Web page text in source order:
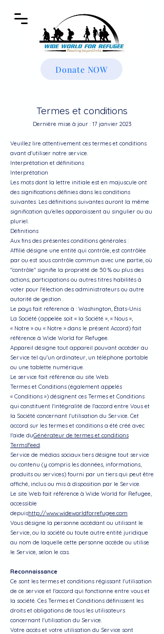
Donate NOW
Termes et conditions
Dernière mise à jour : 17 janvier 2023
Veuillez lire attentivement ces termes et conditions
avant d'utiliser notre service.
Interprétation et définitions
Interprétation
Les mots dont la lettre initiale est en majuscule ont
des significations définies dans les conditions
suivantes. Les définitions suivantes auront la même
signification qu'elles apparaissent au singulier ou au
pluriel.
Définitions
Aux fins des présentes conditions générales :
Affilié désigne une entité qui contrôle, est contrôlée
par ou est sous contrôle commun avec une partie, où
"contrôle" signifie la propriété de 50 % ou plus des
actions, participations ou autres titres habilités à
voter pour l'élection des administrateurs ou autre
autorité de gestion .
Le pays fait référence à : Washington, États-Unis
La Société (appelée soit « la Société », « Nous »,
« Notre » ou « Notre » dans le présent Accord) fait
référence à Wide World for Refugee.
Appareil désigne tout appareil pouvant accéder au
Service tel qu'un ordinateur, un téléphone portable
ou une tablette numérique.
Le service fait référence au site Web.
Termes et Conditions (également appelés
« Conditions ») désignent ces Termes et Conditions
qui constituent l'intégralité de l'accord entre Vous et
la Société concernant l'utilisation du Service. Cet
accord sur les termes et conditions a été créé avec
l'aide duGénérateur de termes et conditions
TermsFeed.
Service de médias sociaux tiers désigne tout service
ou contenu (y compris les données, informations,
produits ou services) fourni par un tiers qui peut être
affiché, inclus ou mis à disposition par le Service.
Le site Web fait référence à Wide World for Refugee,
accessible
depuishttp://www.wideworldforrefugee.com
Vous désigne la personne accédant ou utilisant le
Service, ou la société ou toute autre entité juridique
au nom de laquelle cette personne accède ou utilise
le Service, selon le cas.
Reconnaissance
Ce sont les termes et conditions régissant l'utilisation
de ce service et l'accord qui fonctionne entre vous et
la société. Ces Termes et Conditions définissent les
droits et obligations de tous les utilisateurs
concernant l'utilisation du Service.
Votre accès et votre utilisation du Service sont